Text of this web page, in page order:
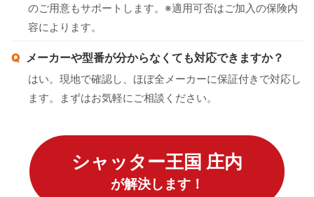
のご用意もサポートします。※適用可否はご加入の保険内
容によります。
メーカーや型番が分からなくても対応できますか？
はい。現地で確認し、ほぼ全メーカーに保証付きで対応し
ます。まずはお気軽にご相談ください。
シャッター王国 庄内
が解決します！